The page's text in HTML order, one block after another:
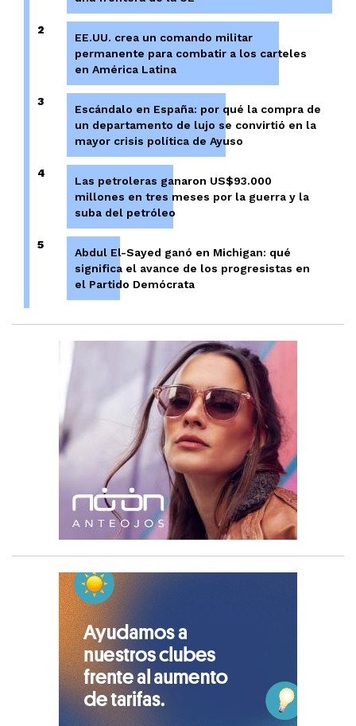
2
EE.UU. crea un comando militar
permanente para combatir a los carteles
en América Latina
3
Escándalo en España: por qué la compra de
un departamento de lujo se convirtió en la
mayor crisis política de Ayuso
4
Las petroleras ganaron US$93.000
millones en tres meses por la guerra y la
suba del petróleo
5
Abdul El-Sayed ganó en Michigan: qué
significa el avance de los progresistas en
el Partido Demócrata